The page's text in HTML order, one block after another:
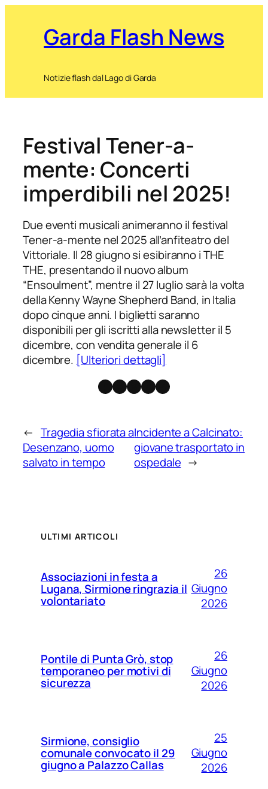
Garda Flash News
Notizie flash dal Lago di Garda
Festival Tener-a-
mente: Concerti
imperdibili nel 2025!
Due eventi musicali animeranno il festival
Tener-a-mente nel 2025 all’anfiteatro del
Vittoriale. Il 28 giugno si esibiranno i THE
THE, presentando il nuovo album
“Ensoulment”, mentre il 27 luglio sarà la volta
della Kenny Wayne Shepherd Band, in Italia
dopo cinque anni. I biglietti saranno
disponibili per gli iscritti alla newsletter il 5
dicembre, con vendita generale il 6
dicembre. [Ulteriori dettagli]
Facebook
Instagram
X Threads
Telegram
← Tragedia sfiorata a
Desenzano, uomo
salvato in tempo
Incidente a Calcinato:
giovane trasportato in
ospedale →
ULTIMI ARTICOLI
Associazioni in festa a
Lugana, Sirmione ringrazia il
volontariato
26
Giugno
2026
Pontile di Punta Grò, stop
temporaneo per motivi di
sicurezza
26
Giugno
2026
Sirmione, consiglio
comunale convocato il 29
giugno a Palazzo Callas
25
Giugno
2026